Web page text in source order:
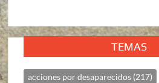
TEMAS
acciones por desaparecidos (217)